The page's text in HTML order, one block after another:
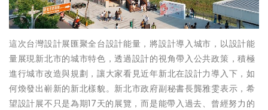
這次台灣設計展匯聚全台設計能量，將設計導入城市，以設計能
量展現新北市的城市特色，透過設計的視角帶入公共政策，積極
進行城市改造與規劃，讓大家看見近年新北在設計力導入下，如
何煥發出嶄新的新北樣貌。新北市政府副秘書長龔雅雯表示，希
望設計展不只是為期17天的展覽，而是能帶入過去、曾經努力的